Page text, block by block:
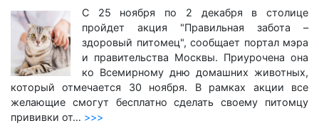
С 25 ноября по 2 декабря в столице
пройдет акция "Правильная забота –
здоровый питомец", сообщает портал мэра
и правительства Москвы. Приурочена она
ко Всемирному дню домашних животных,
который отмечается 30 ноября. В рамках акции все
желающие смогут бесплатно сделать своему питомцу
прививки от… >>>